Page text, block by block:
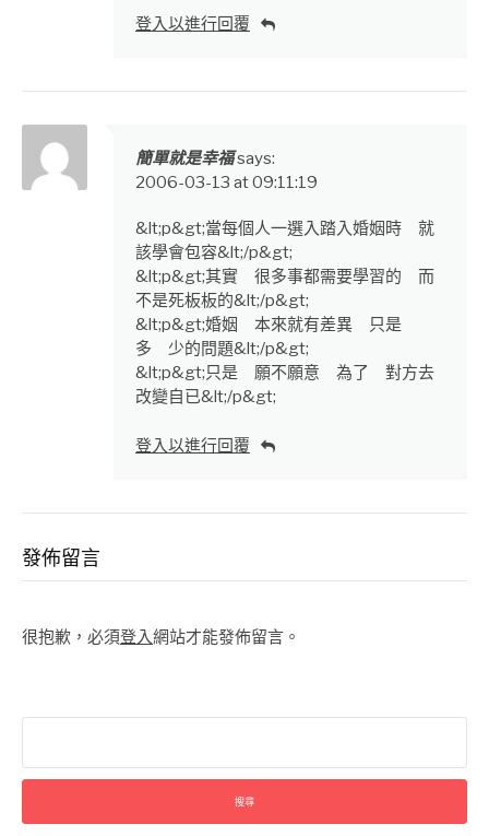
登入以進行回覆
簡單就是幸福says:
2006-03-13 at 09:11:19
&lt;p&gt;當每個人一選入踏入婚姻時 就
該學會包容&lt;/p&gt;
&lt;p&gt;其實 很多事都需要學習的 而
不是死板板的&lt;/p&gt;
&lt;p&gt;婚姻 本來就有差異 只是
多 少的問題&lt;/p&gt;
&lt;p&gt;只是 願不願意 為了 對方去
改變自已&lt;/p&gt;
登入以進行回覆
發佈留言
很抱歉，必須登入網站才能發佈留言。
關
字: